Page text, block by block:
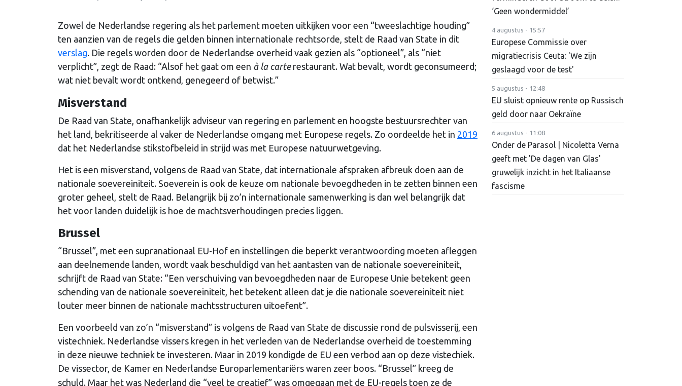
Zowel de Nederlandse regering als het parlement moeten uitkijken voor een “tweeslachtige houding”
ten aanzien van de regels die gelden binnen internationale rechtsorde, stelt de Raad van State in dit
verslag. Die regels worden door de Nederlandse overheid vaak gezien als “optioneel”, als “niet
verplicht”, zegt de Raad: “Alsof het gaat om een à la carte restaurant. Wat bevalt, wordt geconsumeerd;
wat niet bevalt wordt ontkend, genegeerd of betwist.”
Misverstand
De Raad van State, onafhankelijk adviseur van regering en parlement en hoogste bestuursrechter van
het land, bekritiseerde al vaker de Nederlandse omgang met Europese regels. Zo oordeelde het in 2019
dat het Nederlandse stikstofbeleid in strijd was met Europese natuurwetgeving.
Het is een misverstand, volgens de Raad van State, dat internationale afspraken afbreuk doen aan de
nationale soevereiniteit. Soeverein is ook de keuze om nationale bevoegdheden in te zetten binnen een
groter geheel, stelt de Raad. Belangrijk bij zo’n internationale samenwerking is dan wel belangrijk dat
het voor landen duidelijk is hoe de machtsverhoudingen precies liggen.
Brussel
“Brussel”, met een supranationaal EU-Hof en instellingen die beperkt verantwoording moeten afleggen
aan deelnemende landen, wordt vaak beschuldigd van het aantasten van de nationale soevereiniteit,
schrijft de Raad van State: “Een verschuiving van bevoegdheden naar de Europese Unie betekent geen
schending van de nationale soevereiniteit, het betekent alleen dat je die nationale soevereiniteit niet
louter meer binnen de nationale machtsstructuren uitoefent”.
Een voorbeeld van zo’n “misverstand” is volgens de Raad van State de discussie rond de pulsvisserij, een
vistechniek. Nederlandse vissers kregen in het verleden van de Nederlandse overheid de toestemming
in deze nieuwe techniek te investeren. Maar in 2019 kondigde de EU een verbod aan op deze vistechiek.
De vissector, de Kamer en Nederlandse Europarlementariërs waren zeer boos. “Brussel” kreeg de
schuld. Maar het was Nederland die “veel te creatief” was omgegaan met de EU-regels toen ze de
‘Geen wondermiddel’
4 augustus - 15:57
Europese Commissie over
migratiecrisis Ceuta: 'We zijn
geslaagd voor de test'
5 augustus - 12:48
EU sluist opnieuw rente op Russisch
geld door naar Oekraïne
6 augustus - 11:08
Onder de Parasol | Nicoletta Verna
geeft met 'De dagen van Glas'
gruwelijk inzicht in het Italiaanse
fascisme